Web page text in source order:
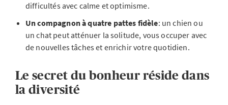
difficultés avec calme et optimisme.
Un compagnon à quatre pattes fidèle: un chien ou
un chat peut atténuer la solitude, vous occuper avec
de nouvelles tâches et enrichir votre quotidien.
Le secret du bonheur réside dans
la diversité